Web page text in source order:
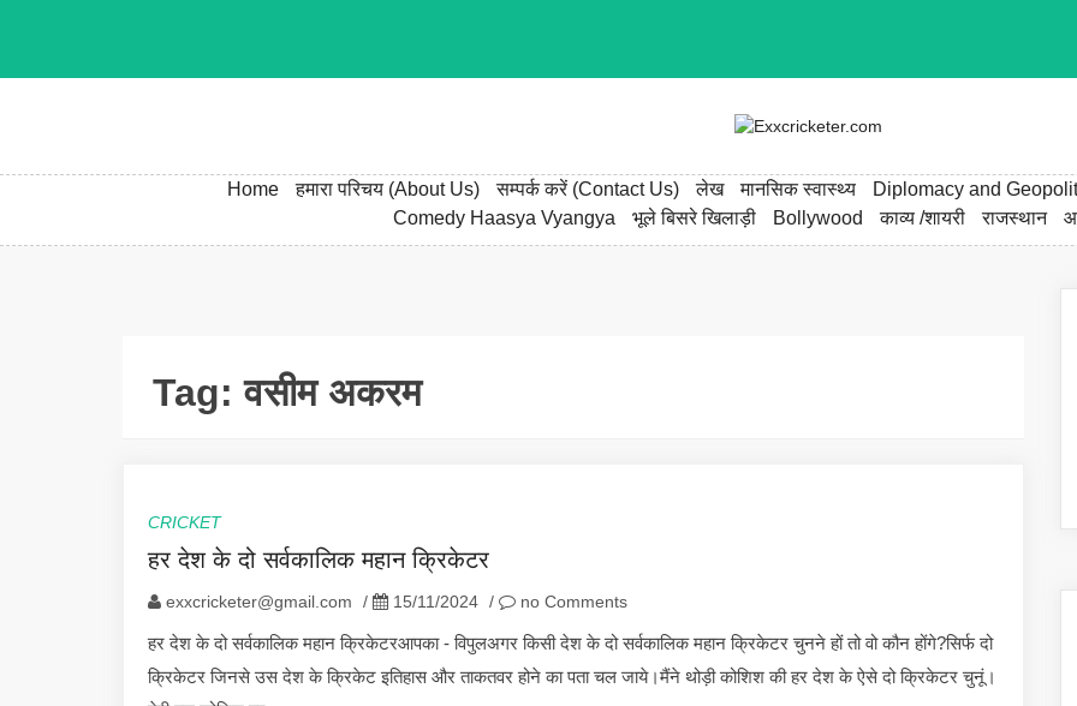
Home हमारा परिचय (About Us) सम्पर्क करें (Contact Us) लेख मानसिक स्वास्थ्य Diplomacy and
Comedy Haasya Vyangya
भूले बिसरे खिलाड़ी Bollywood काव्य /शायरी राजस्थान
Tag:वसीम अकरम
CRICKET
हर देश के दो सर्वकालिक महान क्रिकेटर
exxcricketer@gmail.com / 15/11/2024 / no Comments
हर देश के दो सर्वकालिक महान क्रिकेटरआपका - विपुलअगर किसी देश के दो सर्वकालिक महान क्रिकेटर चुनने हों तो वो कौन होंगे?सिर्फ दो
क्रिकेटर जिनसे उस देश के क्रिकेट इतिहास और ताकतवर होने का पता चल जाये।मैंने थोड़ी कोशिश की हर देश के ऐसे दो क्रिकेटर चुनूं।